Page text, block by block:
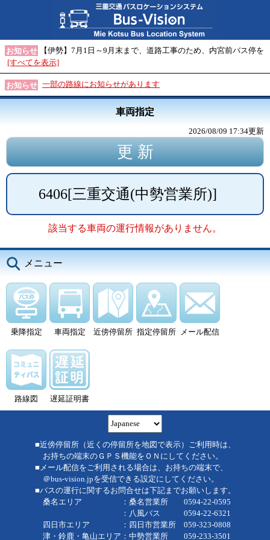
お知らせ
【伊勢】7月1日～9月末まで、道路工事のため、内宮前バス停を
[すべてを表示]
お知らせ 一部の路線にお知らせがあります
車両指定
2026/08/09 17:34更新
6406[三重交通(中勢営業所)]
該当する車両の運行情報がありません。
メニュー
乗降指定 車両指定 近傍停留所 指定停留所 メール配信
路線図 遅延証明書
■近傍停留所（近くの停留所を地図で表示）ご利用時は、
お持ちの端末のＧＰＳ機能をＯＮにしてください。
■メール配信をご利用される場合は、お持ちの端末で、
＠bus-vision.jpを受信できる設定にしてください。
■バスの運行に関するお問合せは下記までお願いします。
桑名エリア ：桑名営業所 0594-22-0595
：八風バス 0594-22-6321
四日市エリア ：四日市営業所 059-323-0808
津・鈴鹿・亀山エリア：中勢営業所 059-233-3501